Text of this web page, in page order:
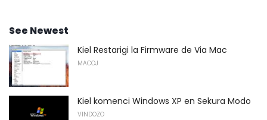
See Newest
Kiel Restarigi la Firmware de Via Mac
MACOJ
Kiel komenci Windows XP en Sekura Modo
VINDOZO